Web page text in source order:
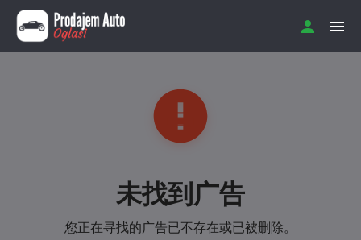
未找到广告
您正在寻找的广告已不存在或已被删除。